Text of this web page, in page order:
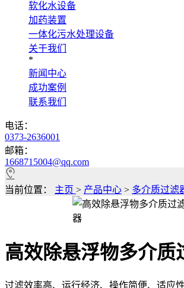
软化水设备
加药装置
一体化污水处理设备
关于我们
*
新闻中心
成功案例
联系我们
电话：
0373-2636001
邮箱：
1668715004@qq.com
当前位置： 主页 > 产品中心 > 多介质过滤
高效除悬浮物多介质
过滤效率高、运行经济、操作简便、适应